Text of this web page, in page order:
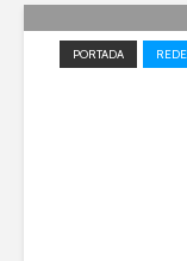
PORTADA